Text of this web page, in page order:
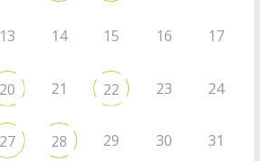
13 14 15 16 17
20 21 22 23 24
27 28 29 30 31